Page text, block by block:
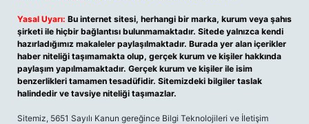
Yasal Uyarı: Bu internet sitesi, herhangi bir marka, kurum veya şahıs
şirketi ile hiçbir bağlantısı bulunmamaktadır. Sitede yalnızca kendi
hazırladığımız makaleler paylaşılmaktadır. Burada yer alan içerikler
haber niteliği taşımamakta olup, gerçek kurum ve kişiler hakkında
paylaşım yapılmamaktadır. Gerçek kurum ve kişiler ile isim
benzerlikleri tamamen tesadüfidir. Sitemizdeki bilgiler taslak
halindedir ve tavsiye niteliği taşımazlar.
Sitemiz, 5651 Sayılı Kanun gereğince Bilgi Teknolojileri ve İletişim